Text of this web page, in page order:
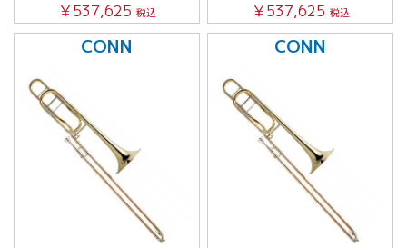
￥537,625 税込
￥537,625 税込
CONN CONN